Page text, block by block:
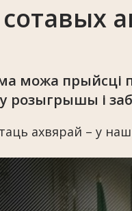
сотавых
можа прыйсці
розыгрышы і
ахвярай – у